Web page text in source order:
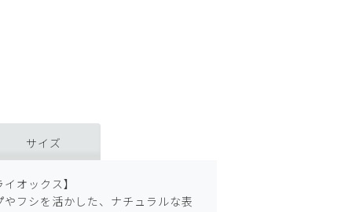
サイズ
オックス】
フシを活かした、ナチュラルな表